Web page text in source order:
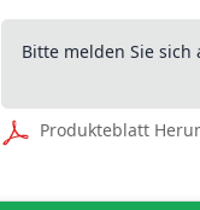
Bitte melden Sie
Produkteblatt